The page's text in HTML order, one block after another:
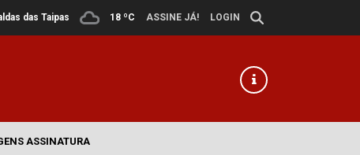
das Taipas 18 ºC ASSINE JÁ! LOGIN
ASSINATURA